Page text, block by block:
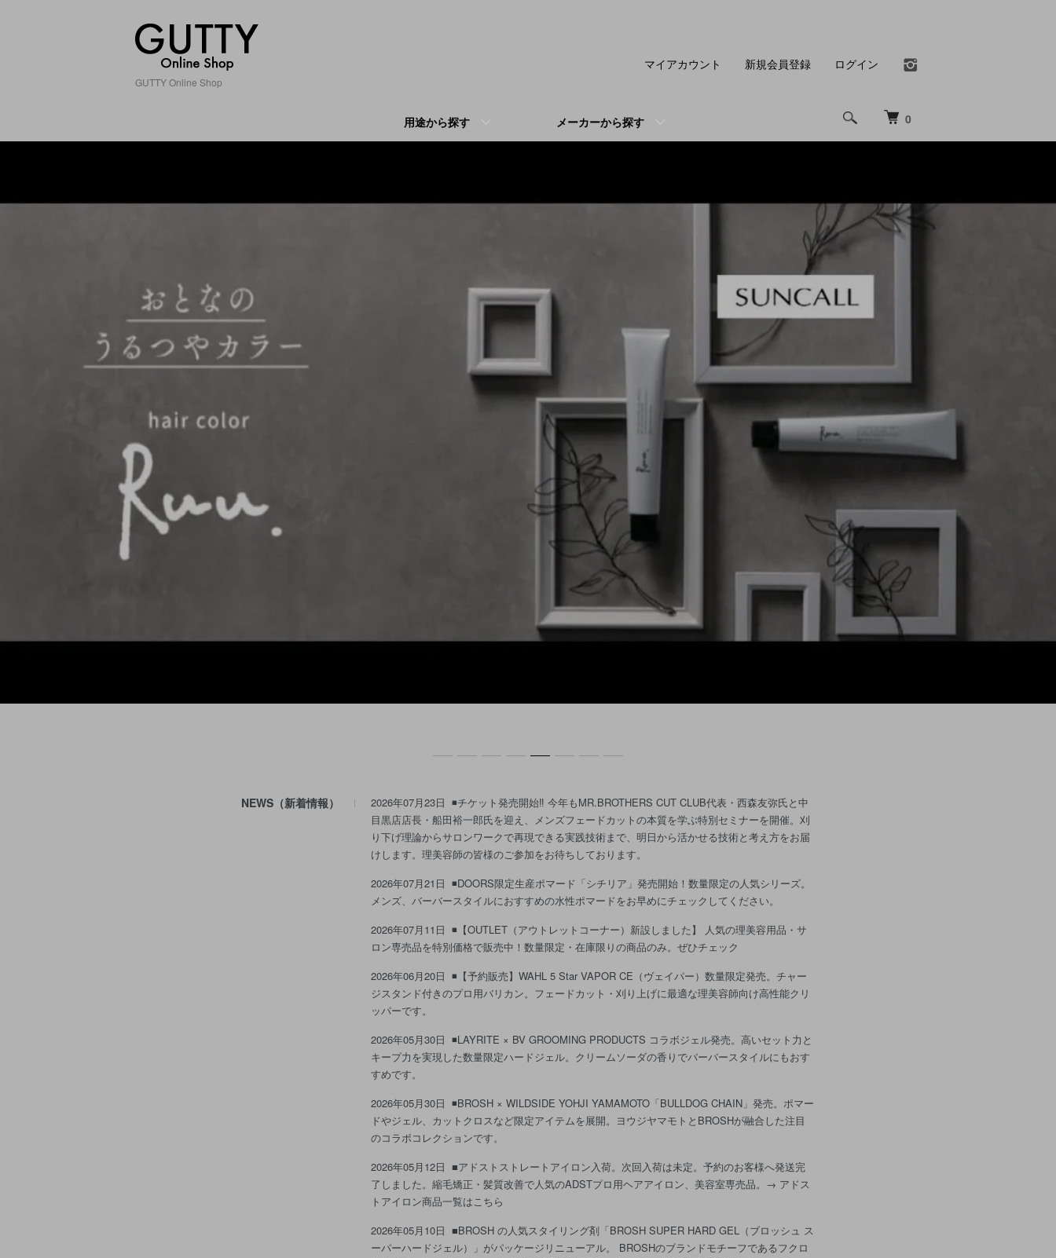
GUTTY Online Shop
0
用途から探す メーカーから探す
マイアカウント 新規会員登録 ログイン
NEWS（新着情報） 2026年07月23日 ◾️チケット発売開始‼ 今年もMR.BROTHERS CUT CLUB代表・西森友弥氏と中
目黒店店長・船田裕一郎氏を迎え、メンズフェードカットの本質を学ぶ特別セミナーを開催。刈
り下げ理論からサロンワークで再現できる実践技術まで、明日から活かせる技術と考え方をお届
けします。理美容師の皆様のご参加をお待ちしております。
2026年07月21日 ◾️DOORS限定生産ポマード「シチリア」発売開始！数量限定の人気シリーズ。
メンズ、バーバースタイルにおすすめの水性ポマードをお早めにチェックしてください。
2026年07月11日 ◾️【OUTLET（アウトレットコーナー）新設しました】 人気の理美容用品・サ
ロン専売品を特別価格で販売中！数量限定・在庫限りの商品のみ。ぜひチェック
2026年06月20日 ◾️【予約販売】WAHL 5 Star VAPOR CE（ヴェイパー）数量限定発売。チャー
ジスタンド付きのプロ用バリカン。フェードカット・刈り上げに最適な理美容師向け高性能クリ
ッパーです。
2026年05月30日 ◾️LAYRITE × BV GROOMING PRODUCTS コラボジェル発売。高いセット力と
キープ力を実現した数量限定ハードジェル。クリームソーダの香りでバーバースタイルにもおす
すめです。
2026年05月30日 ◾️BROSH × WILDSIDE YOHJI YAMAMOTO「BULLDOG CHAIN」発売。ポマー
ドやジェル、カットクロスなど限定アイテムを展開。ヨウジヤマモトとBROSHが融合した注目
のコラボコレクションです。
2026年05月12日 ■アドストストレートアイロン入荷。次回入荷は未定。予約のお客様へ発送完
了しました。縮毛矯正・髪質改善で人気のADSTプロ用ヘアアイロン、美容室専売品。→ アドス
トアイロン商品一覧はこちら
2026年05月10日 ■BROSH の人気スタイリング剤「BROSH SUPER HARD GEL（ブロッシュ ス
ーパーハードジェル）」がパッケージリニューアル。 BROSHのブランドモチーフであるフクロ